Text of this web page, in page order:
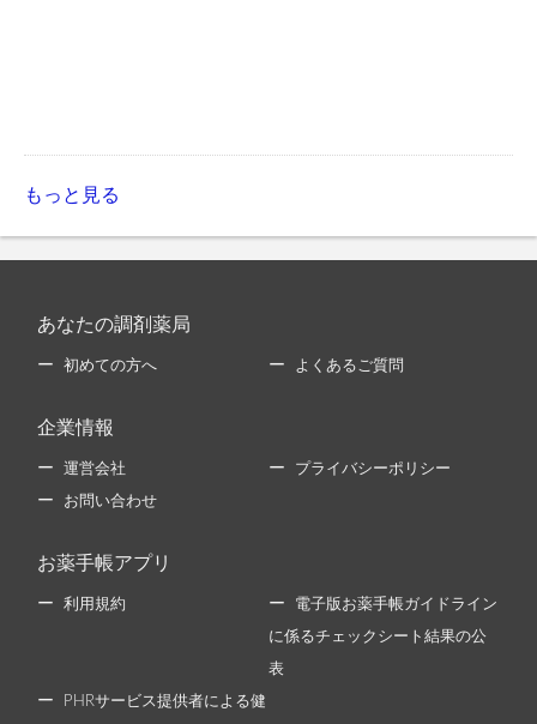
もっと見る
あなたの調剤薬局
初めての方へ よくあるご質問
企業情報
運営会社 プライバシーポリシー
お問い合わせ
お薬手帳アプリ
利用規約 電子版お薬手帳ガイドライン
に係るチェックシート結果の公
表
PHRサービス提供者による健